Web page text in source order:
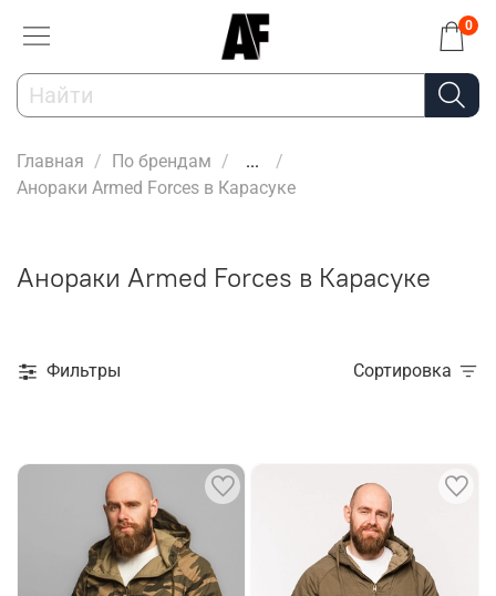
0
Главная По брендам
...
Анораки Armed Forces в Карасуке
Анораки Armed Forces в Карасуке
Фильтры Сортировка